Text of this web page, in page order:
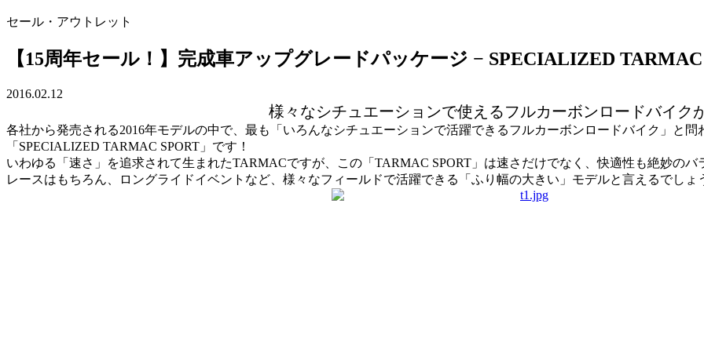
セール・アウトレット
【15周年セール！】完成車アップグレードパッケージ − SPECIALIZED
2016.02.12
様々なシチュエーションで使えるフルカーボンロードバイク
各社から発売される2016年モデルの中で、最も「いろんなシチュエーションで活躍できるフルカーボンロードバイク」と
「SPECIALIZED TARMAC SPORT」です！
いわゆる「速さ」を追求されて生まれたTARMACですが、この「TARMAC SPORT」は速さだけでなく、快適性も絶妙の
レースはもちろん、ロングライドイベントなど、様々なフィールドで活躍できる「ふり幅の大きい」モデルと言えるでしょ